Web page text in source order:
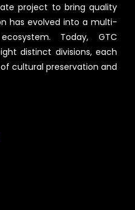
project to bring quality
has evolved into a multi-
Today, GTC
distinct divisions, each
cultural preservation and